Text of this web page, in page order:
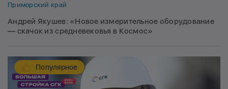
Приморский край
Андрей Якушев: «Новое измерительное оборудование
— скачок из средневековья в Космос»
Популярное